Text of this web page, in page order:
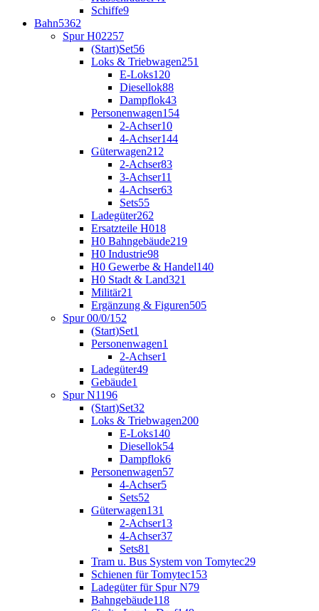
Schiffe9
Bahn5362
Spur H02257
(Start)Set56
Loks & Triebwagen251
E-Loks120
Diesellok88
Dampflok43
Personenwagen154
2-Achser10
4-Achser144
Güterwagen212
2-Achser83
3-Achser11
4-Achser63
Sets55
Ladegüter262
Ersatzteile H018
H0 Bahngebäude219
H0 Industrie98
H0 Gewerbe & Handel140
H0 Stadt & Land321
Militär21
Ergänzung & Figuren505
Spur 00/0/1 52
(Start)Set1
Personenwagen1
2-Achser1
Ladegüter49
Gebäude1
Spur N1196
(Start)Set32
Loks & Triebwagen200
E-Loks140
Diesellok54
Dampflok6
Personenwagen57
4-Achser5
Sets52
Güterwagen131
2-Achser13
4-Achser37
Sets81
Tram u. Bus System von Tomytec29
Schienen für Tomytec153
Ladegüter für Spur N79
Bahngebäude118